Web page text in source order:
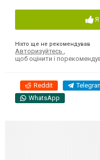
Я
Ніхто ще не рекомендував
Авторизуйтесь ,
щоб оцінити і
Reddit
WhatsApp